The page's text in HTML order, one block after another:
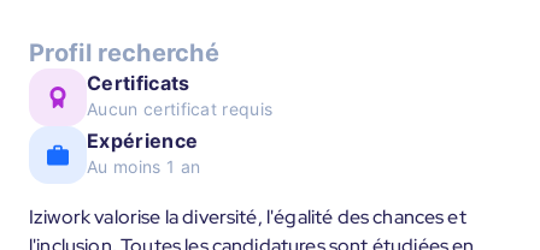
Profil recherché
Certificats
Aucun certificat requis
Expérience
Au moins 1 an
Iziwork valorise la diversité, l'égalité des chances et